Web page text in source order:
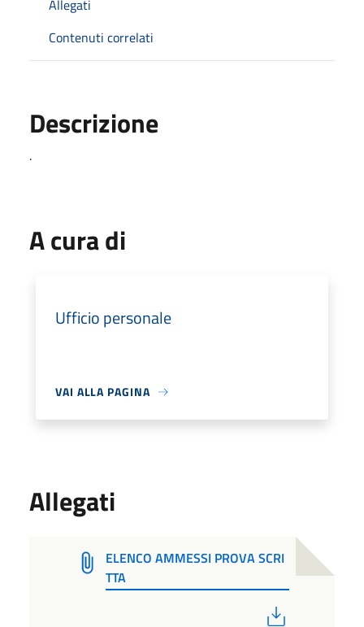
Allegati
Contenuti correlati
Descrizione
.
A cura di
Ufficio personale
VAI ALLA PAGINA
Allegati
ELENCO AMMESSI PROVA SCRI
TTA